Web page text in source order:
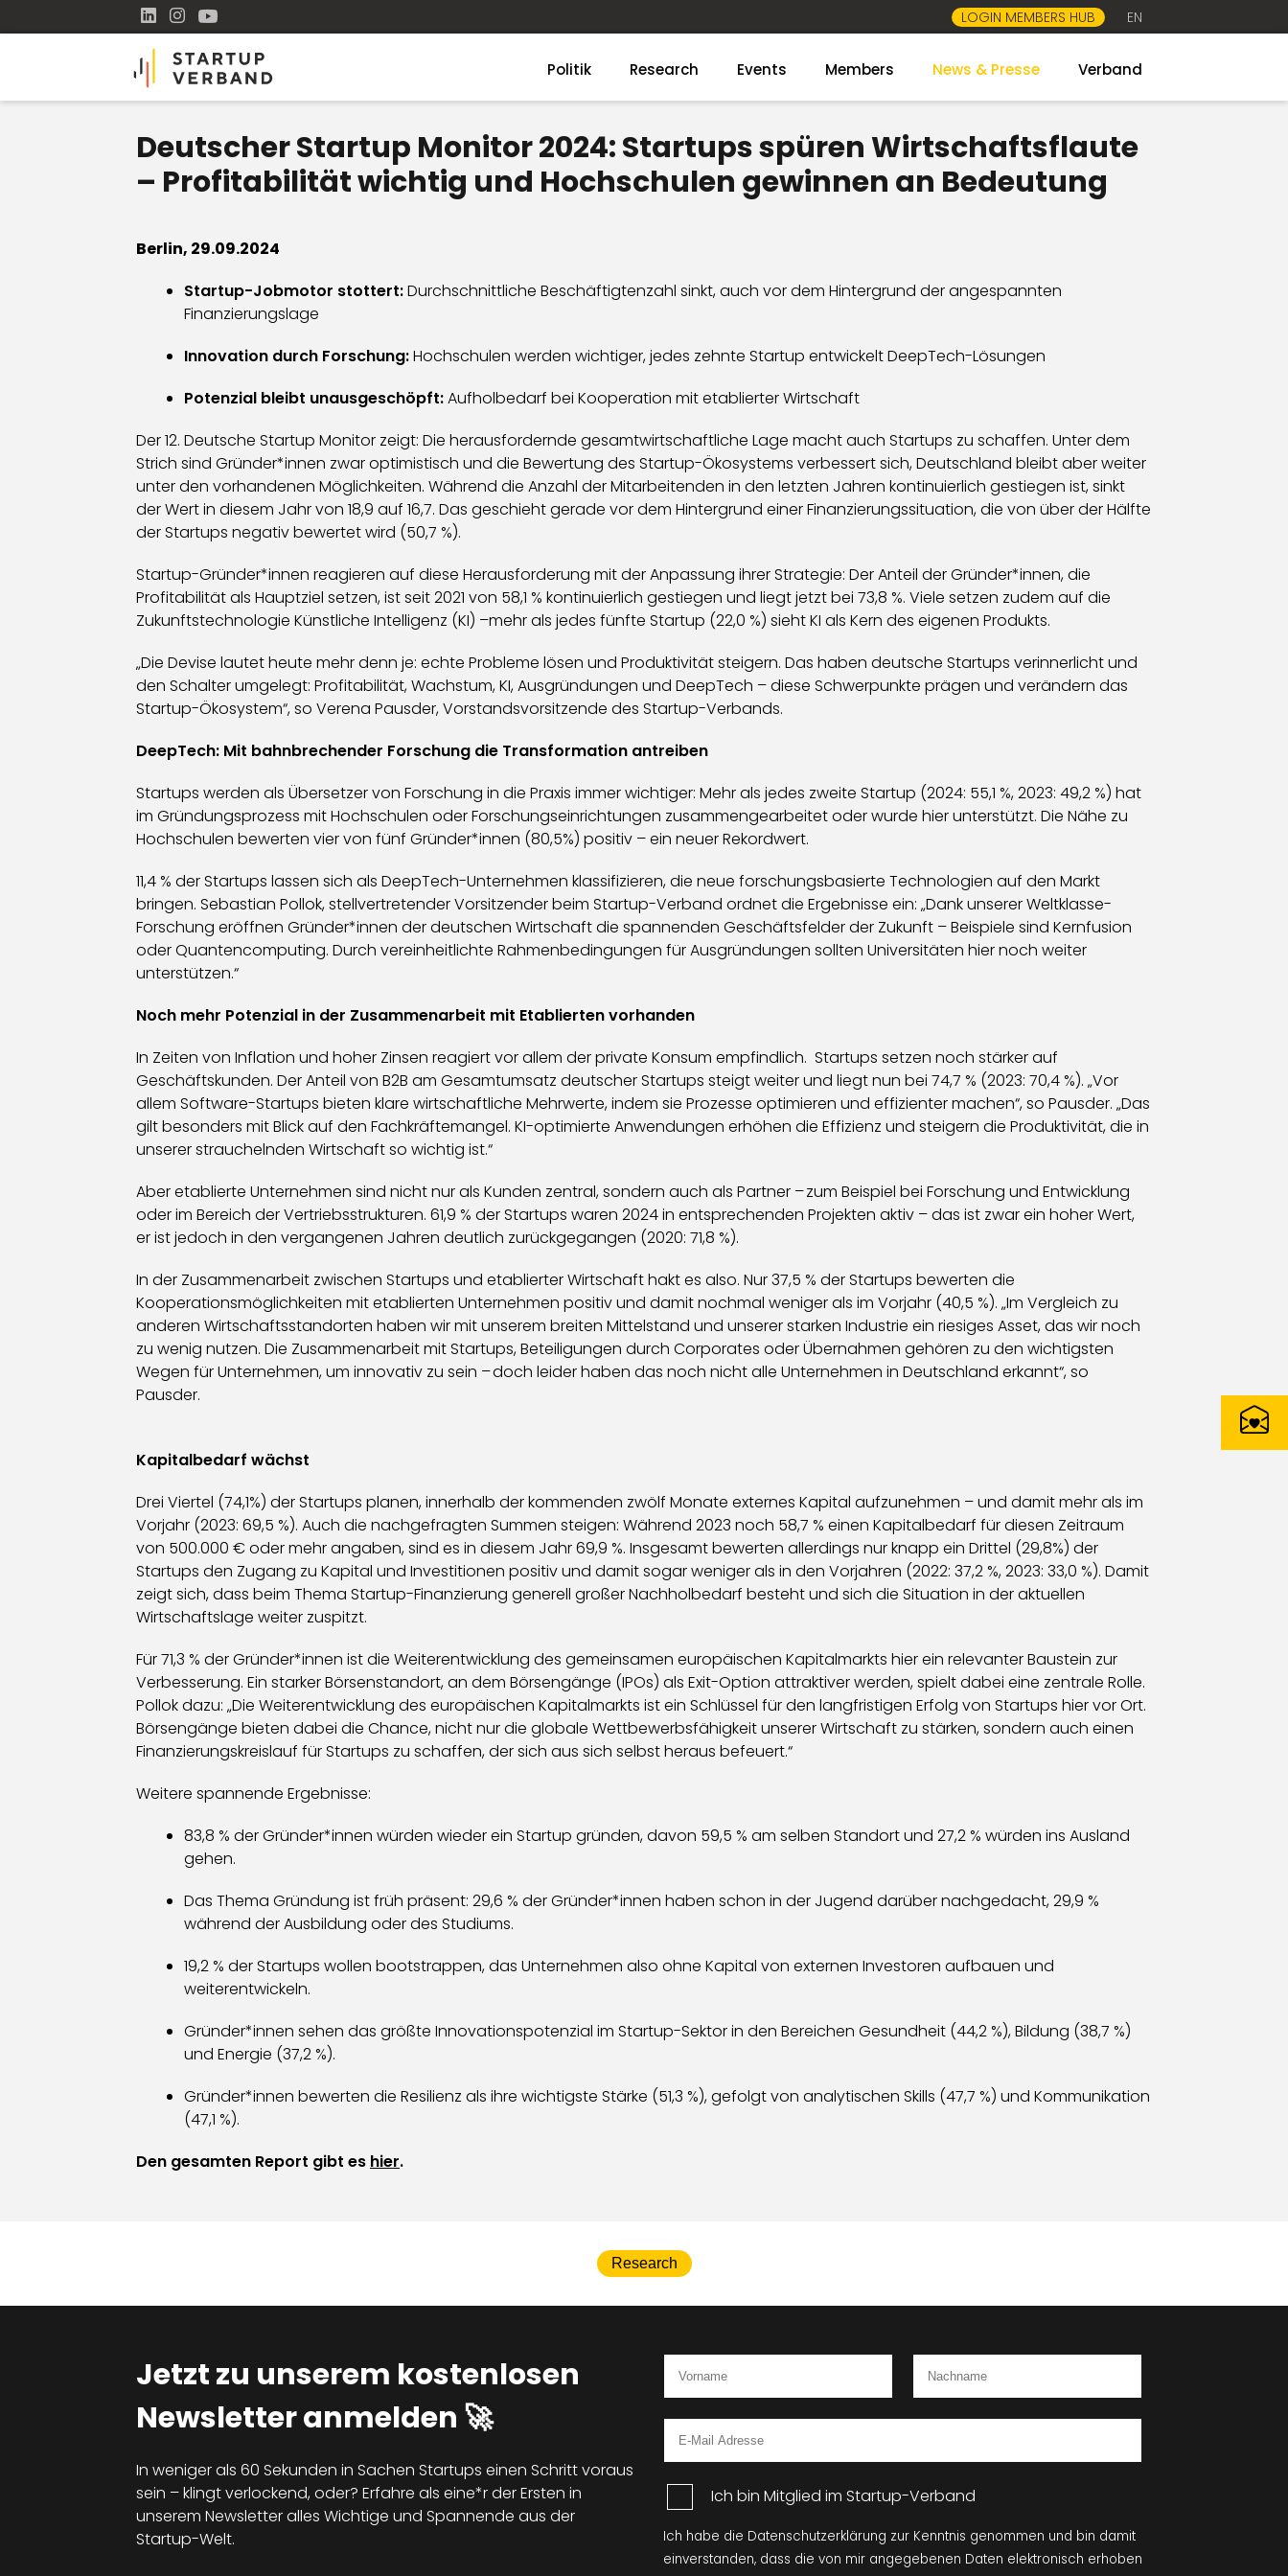
LOGIN MEMBERS HUB EN
Politik Research Events Members News & Presse Verband
Deutscher Startup Monitor 2024: Startups spüren Wirtschaftsflaute
– Profitabilität wichtig und Hochschulen gewinnen an Bedeutung
Berlin, 29.09.2024
Startup-Jobmotor stottert:Durchschnittliche Beschäftigtenzahl sinkt, auch vor dem Hintergrund der angespannten
Finanzierungslage
Innovation durch Forschung:Hochschulen werden wichtiger, jedes zehnte Startup entwickelt DeepTech-Lösungen
Potenzial bleibt unausgeschöpft:Aufholbedarf bei Kooperation mit etablierter Wirtschaft
Der 12. Deutsche Startup Monitor zeigt: Die herausfordernde gesamtwirtschaftliche Lage macht auch Startups zu schaffen. Unter dem
Strich sind Gründer*innen zwar optimistisch und die Bewertung des Startup-Ökosystems verbessert sich, Deutschland bleibt aber weiter
unter den vorhandenen Möglichkeiten. Während die Anzahl der Mitarbeitenden in den letzten Jahren kontinuierlich gestiegen ist, sinkt
der Wert in diesem Jahr von 18,9 auf 16,7. Das geschieht gerade vor dem Hintergrund einer Finanzierungssituation, die von über der Hälfte
der Startups negativ bewertet wird (50,7 %).
Startup-Gründer*innen reagieren auf diese Herausforderung mit der Anpassung ihrer Strategie: Der Anteil der Gründer*innen, die
Profitabilität als Hauptziel setzen, ist seit 2021 von 58,1 % kontinuierlich gestiegen und liegt jetzt bei 73,8 %. Viele setzen zudem auf die
Zukunftstechnologie Künstliche Intelligenz (KI) –mehr als jedes fünfte Startup (22,0 %) sieht KI als Kern des eigenen Produkts.
„Die Devise lautet heute mehr denn je: echte Probleme lösen und Produktivität steigern. Das haben deutsche Startups verinnerlicht und
den Schalter umgelegt: Profitabilität, Wachstum, KI, Ausgründungen und DeepTech – diese Schwerpunkte prägen und verändern das
Startup-Ökosystem“, so Verena Pausder, Vorstandsvorsitzende des Startup-Verbands.
DeepTech: Mit bahnbrechender Forschung die Transformation antreiben
Startups werden als Übersetzer von Forschung in die Praxis immer wichtiger: Mehr als jedes zweite Startup (2024: 55,1 %, 2023: 49,2 %) hat
im Gründungsprozess mit Hochschulen oder Forschungseinrichtungen zusammengearbeitet oder wurde hier unterstützt. Die Nähe zu
Hochschulen bewerten vier von fünf Gründer*innen (80,5%) positiv – ein neuer Rekordwert.
11,4 % der Startups lassen sich als DeepTech-Unternehmen klassifizieren, die neue forschungsbasierte Technologien auf den Markt
bringen. Sebastian Pollok, stellvertretender Vorsitzender beim Startup-Verband ordnet die Ergebnisse ein: „Dank unserer Weltklasse-
Forschung eröffnen Gründer*innen der deutschen Wirtschaft die spannenden Geschäftsfelder der Zukunft – Beispiele sind Kernfusion
oder Quantencomputing. Durch vereinheitlichte Rahmenbedingungen für Ausgründungen sollten Universitäten hier noch weiter
unterstützen.“
Noch mehr Potenzial in der Zusammenarbeit mit Etablierten vorhanden
In Zeiten von Inflation und hoher Zinsen reagiert vor allem der private Konsum empfindlich. Startups setzen noch stärker auf
Geschäftskunden. Der Anteil von B2B am Gesamtumsatz deutscher Startups steigt weiter und liegt nun bei 74,7 % (2023: 70,4 %). „Vor
allem Software-Startups bieten klare wirtschaftliche Mehrwerte, indem sie Prozesse optimieren und effizienter machen“, so Pausder. „Das
gilt besonders mit Blick auf den Fachkräftemangel. KI-optimierte Anwendungen erhöhen die Effizienz und steigern die Produktivität, die in
unserer strauchelnden Wirtschaft so wichtig ist.“
Aber etablierte Unternehmen sind nicht nur als Kunden zentral, sondern auch als Partner – zum Beispiel bei Forschung und Entwicklung
oder im Bereich der Vertriebsstrukturen. 61,9 % der Startups waren 2024 in entsprechenden Projekten aktiv – das ist zwar ein hoher Wert,
er ist jedoch in den vergangenen Jahren deutlich zurückgegangen (2020: 71,8 %).
In der Zusammenarbeit zwischen Startups und etablierter Wirtschaft hakt es also. Nur 37,5 % der Startups bewerten die
Kooperationsmöglichkeiten mit etablierten Unternehmen positiv und damit nochmal weniger als im Vorjahr (40,5 %). „Im Vergleich zu
anderen Wirtschaftsstandorten haben wir mit unserem breiten Mittelstand und unserer starken Industrie ein riesiges Asset, das wir noch
zu wenig nutzen. Die Zusammenarbeit mit Startups, Beteiligungen durch Corporates oder Übernahmen gehören zu den wichtigsten
Wegen für Unternehmen, um innovativ zu sein – doch leider haben das noch nicht alle Unternehmen in Deutschland erkannt“, so
Pausder.
Kapitalbedarf wächst
Drei Viertel (74,1%) der Startups planen, innerhalb der kommenden zwölf Monate externes Kapital aufzunehmen – und damit mehr als im
Vorjahr (2023: 69,5 %). Auch die nachgefragten Summen steigen: Während 2023 noch 58,7 % einen Kapitalbedarf für diesen Zeitraum
von 500.000 € oder mehr angaben, sind es in diesem Jahr 69,9 %. Insgesamt bewerten allerdings nur knapp ein Drittel (29,8%) der
Startups den Zugang zu Kapital und Investitionen positiv und damit sogar weniger als in den Vorjahren (2022: 37,2 %, 2023: 33,0 %). Damit
zeigt sich, dass beim Thema Startup-Finanzierung generell großer Nachholbedarf besteht und sich die Situation in der aktuellen
Wirtschaftslage weiter zuspitzt.
Für 71,3 % der Gründer*innen ist die Weiterentwicklung des gemeinsamen europäischen Kapitalmarkts hier ein relevanter Baustein zur
Verbesserung. Ein starker Börsenstandort, an dem Börsengänge (IPOs) als Exit-Option attraktiver werden, spielt dabei eine zentrale Rolle.
Pollok dazu: „Die Weiterentwicklung des europäischen Kapitalmarkts ist ein Schlüssel für den langfristigen Erfolg von Startups hier vor Ort.
Börsengänge bieten dabei die Chance, nicht nur die globale Wettbewerbsfähigkeit unserer Wirtschaft zu stärken, sondern auch einen
Finanzierungskreislauf für Startups zu schaffen, der sich aus sich selbst heraus befeuert.“
Weitere spannende Ergebnisse:
83,8 % der Gründer*innen würden wieder ein Startup gründen, davon 59,5 % am selben Standort und 27,2 % würden ins Ausland
gehen.
Das Thema Gründung ist früh präsent: 29,6 % der Gründer*innen haben schon in der Jugend darüber nachgedacht, 29,9 %
während der Ausbildung oder des Studiums.
19,2 % der Startups wollen bootstrappen, das Unternehmen also ohne Kapital von externen Investoren aufbauen und
weiterentwickeln.
Gründer*innen sehen das größte Innovationspotenzial im Startup-Sektor in den Bereichen Gesundheit (44,2 %), Bildung (38,7 %)
und Energie (37,2 %).
Gründer*innen bewerten die Resilienz als ihre wichtigste Stärke (51,3 %), gefolgt von analytischen Skills (47,7 %) und Kommunikation
(47,1 %).
Den gesamten Report gibt es hier.
Research
Jetzt zu unserem kostenlosen
Newsletter anmelden 🚀
In weniger als 60 Sekunden in Sachen Startups einen Schritt voraus
sein – klingt verlockend, oder? Erfahre als eine*r der Ersten in
unserem Newsletter alles Wichtige und Spannende aus der
Startup-Welt.
Ich bin Mitglied im Startup-Verband
Ich habe die Datenschutzerklärung zur Kenntnis genommen und bin damit
einverstanden, dass die von mir angegebenen Daten elektronisch erhoben